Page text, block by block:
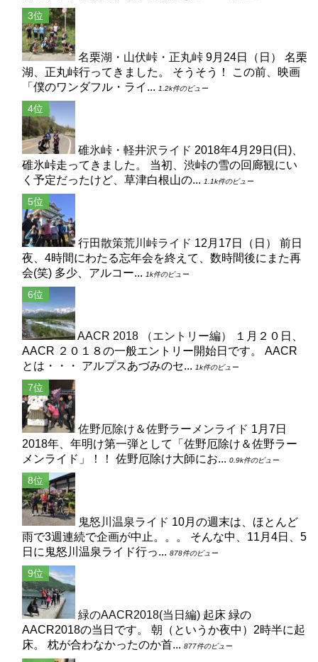
名栗湖・山伏峠・正丸峠 9月24日（日） 名栗
湖、正丸峠行ってきました。 そうそう！ この前、映画
「僕のワンダフル・ライ... 1.2k件のビュー
碓氷峠・軽井沢ライド 2018年4月29日(日)、
碓氷峠走ってきました。 当初、渋峠の雪の回廊観にい
く予定だったけど、草津白根山の... 1.1k件のビュー
行田散策荒川峠ライド 12月17日（日） 前日
夜、4時間にわたる忘年会を終えて、数時間後にまた再
会(笑) 多少、アルコー... 1k件のビュー
AACR 2018 （エントリー編）
１月２０日、
AACR ２０１８の一般エントリー開始日です。 AACR
とは・・・ アルプスあづみのセ... 1k件のビュー
佐野厄除け＆佐野ラーメンライド 1月7日
2018年、年明け第一弾として「佐野厄除け＆佐野ラー
メンライド」！！ 佐野厄除け大師にお... 0.9k件のビュー
鬼怒川温泉ライド 10月の週末は、ほとんど
雨で3週連続で企画が中止。。。 そんな中、11月4日、5
日に鬼怒川温泉ライド行っ... 878件のビュー
緑のAACR2018(当日編) 起床 緑の
AACR2018の当日です。 朝（というか夜中）2時半に起
床。 枕が合わなかったのか首... 877件のビュー